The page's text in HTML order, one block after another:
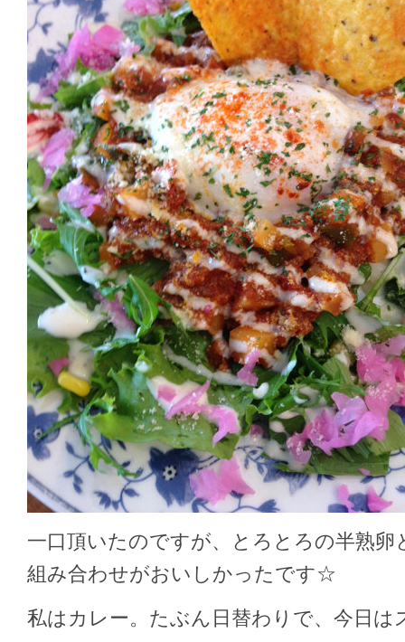
一口頂いたのですが、とろとろの半熟卵
組み合わせがおいしかったです☆
私はカレー。たぶん日替わりで、今日は